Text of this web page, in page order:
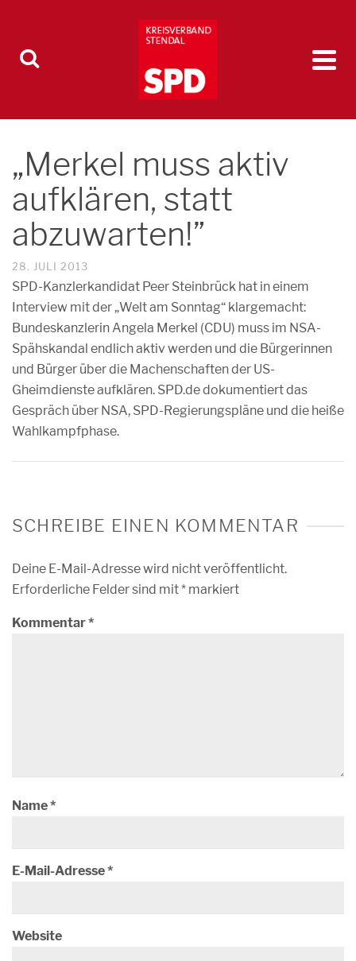
„Merkel muss aktiv
aufklären, statt
abzuwarten!”
28. JULI 2013
SPD-Kanzlerkandidat Peer Steinbrück hat in einem
Interview mit der „Welt am Sonntag“ klargemacht:
Bundeskanzlerin Angela Merkel (CDU) muss im NSA-
Spähskandal endlich aktiv werden und die Bürgerinnen
und Bürger über die Machenschaften der US-
Gheimdienste aufklären. SPD.de dokumentiert das
Gespräch über NSA, SPD-Regierungspläne und die heiße
Wahlkampfphase.
SCHREIBE EINEN KOMMENTAR
Deine E-Mail-Adresse wird nicht veröffentlicht.
Erforderliche Felder sind mit* markiert
Kommentar*
Name*
E-Mail-Adresse*
Website